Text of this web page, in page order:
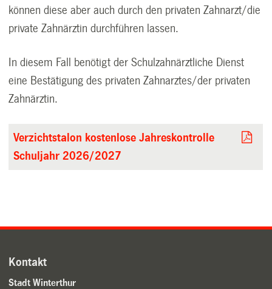
können diese aber auch durch den privaten Zahnarzt/die
private Zahnärztin durchführen lassen.
In diesem Fall benötigt der Schulzahnärztliche Dienst
eine Bestätigung des privaten Zahnarztes/der privaten
Zahnärztin.
Verzichtstalon kostenlose Jahreskontrolle
Schuljahr 2026/2027
Kontakt
Stadt Winterthur